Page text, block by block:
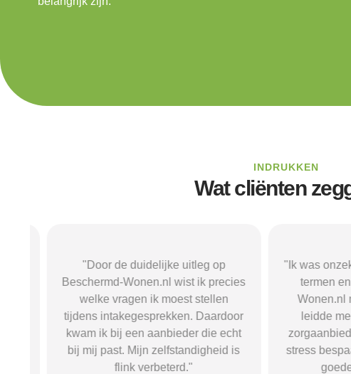
INDRUKKEN
Wat cliënten
"Door de duidelijke uitleg op
Beschermd-Wonen.nl wist ik precies
welke vragen ik moest stellen
tijdens intakegesprekken. Daardoor
kwam ik bij een aanbieder die echt
bij mij past. Mijn zelfstandigheid is
flink verbeterd."
"Ik was
termen en
Wonen.nl
leidde me
stress
goede